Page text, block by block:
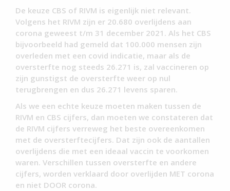
De keuze CBS of RIVM is eigenlijk niet relevant.
Volgens het RIVM zijn er 20.680 overlijdens aan
corona geweest t/m 31 december 2021. Als het CBS
bijvoorbeeld had gemeld dat 100.000 mensen zijn
overleden met een covid indicatie, maar als de
oversterfte nog steeds 26.271 is, zal vaccineren op
zijn gunstigst de oversterfte weer op nul
terugbrengen en dus 26.271 levens sparen.
Als we een echte keuze moeten maken tussen de
RIVM en CBS cijfers, dan moeten we constateren dat
de RIVM cijfers verreweg het beste overeenkomen
met de oversterftecijfers. Dat zijn ook de aantallen
overlijdens die met een ideaal vaccin te voorkomen
waren. Verschillen tussen oversterfte en andere
cijfers, worden verklaard door overlijden MET corona
en niet DOOR corona.